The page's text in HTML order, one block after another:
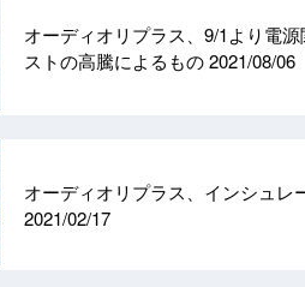
オーディオリプラス、9/1より電
ストの高騰によるもの2021/08/06
オーディオリプラス、インシュレ
2021/02/17